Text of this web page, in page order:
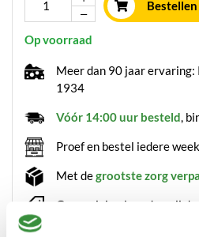
Bestellen
Op voorraad
Meer dan 90 jaar ervaring:
1934
Vóór 14:00 uur besteld,
Proef en bestel iedere
Met degrootste zorg
Geen minimale orderprijs!